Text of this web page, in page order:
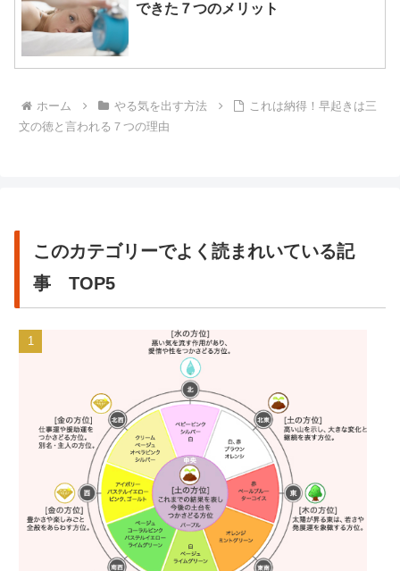
できた７つのメリット
ホーム やる気を出す方法
これは納得！早起きは三
文の徳と言われる７つの理由
このカテゴリーでよく読まれいている記
事 TOP5